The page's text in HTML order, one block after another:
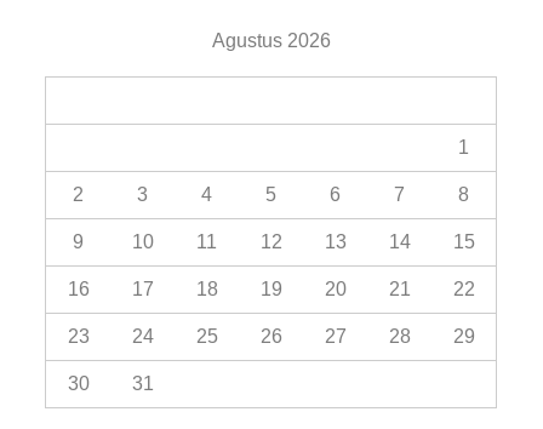
Agustus 2026
1
2 3 4 5 6 7 8
9 10 11 12 13 14 15
16 17 18 19 20 21 22
23 24 25 26 27 28 29
30 31